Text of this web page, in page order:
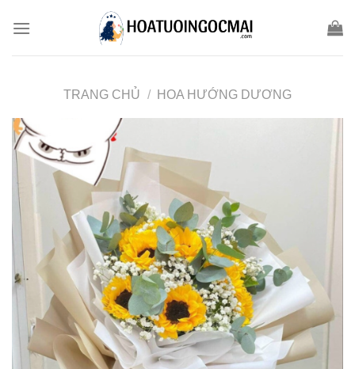
TRANG CHỦ / HOA HƯỚNG DƯƠNG